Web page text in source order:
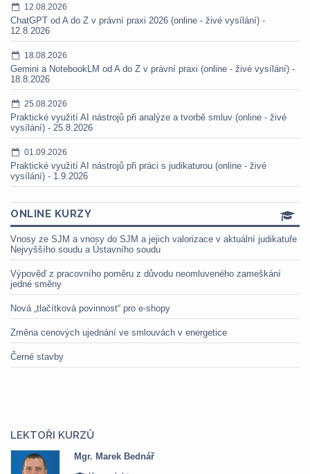
12.08.2026
ChatGPT od A do Z v právní praxi 2026 (online - živé vysílání) -
12.8.2026
18.08.2026
Gemini a NotebookLM od A do Z v právní praxi (online - živé vysílání) -
18.8.2026
25.08.2026
Praktické využití AI nástrojů při analýze a tvorbě smluv (online - živé
vysílání) - 25.8.2026
01.09.2026
Praktické využití AI nástrojů při práci s judikaturou (online - živé
vysílání) - 1.9.2026
ONLINE KURZY
Vnosy ze SJM a vnosy do SJM a jejich valorizace v aktuální judikatuře
Nejvyššího soudu a Ústavního soudu
Výpověď z pracovního poměru z důvodu neomluveného zameškání
jedné směny
Nová „tlačítková povinnost“ pro e-shopy
Změna cenových ujednání ve smlouvách v energetice
Černé stavby
LEKTOŘI KURZŮ
Mgr. Marek Bednář